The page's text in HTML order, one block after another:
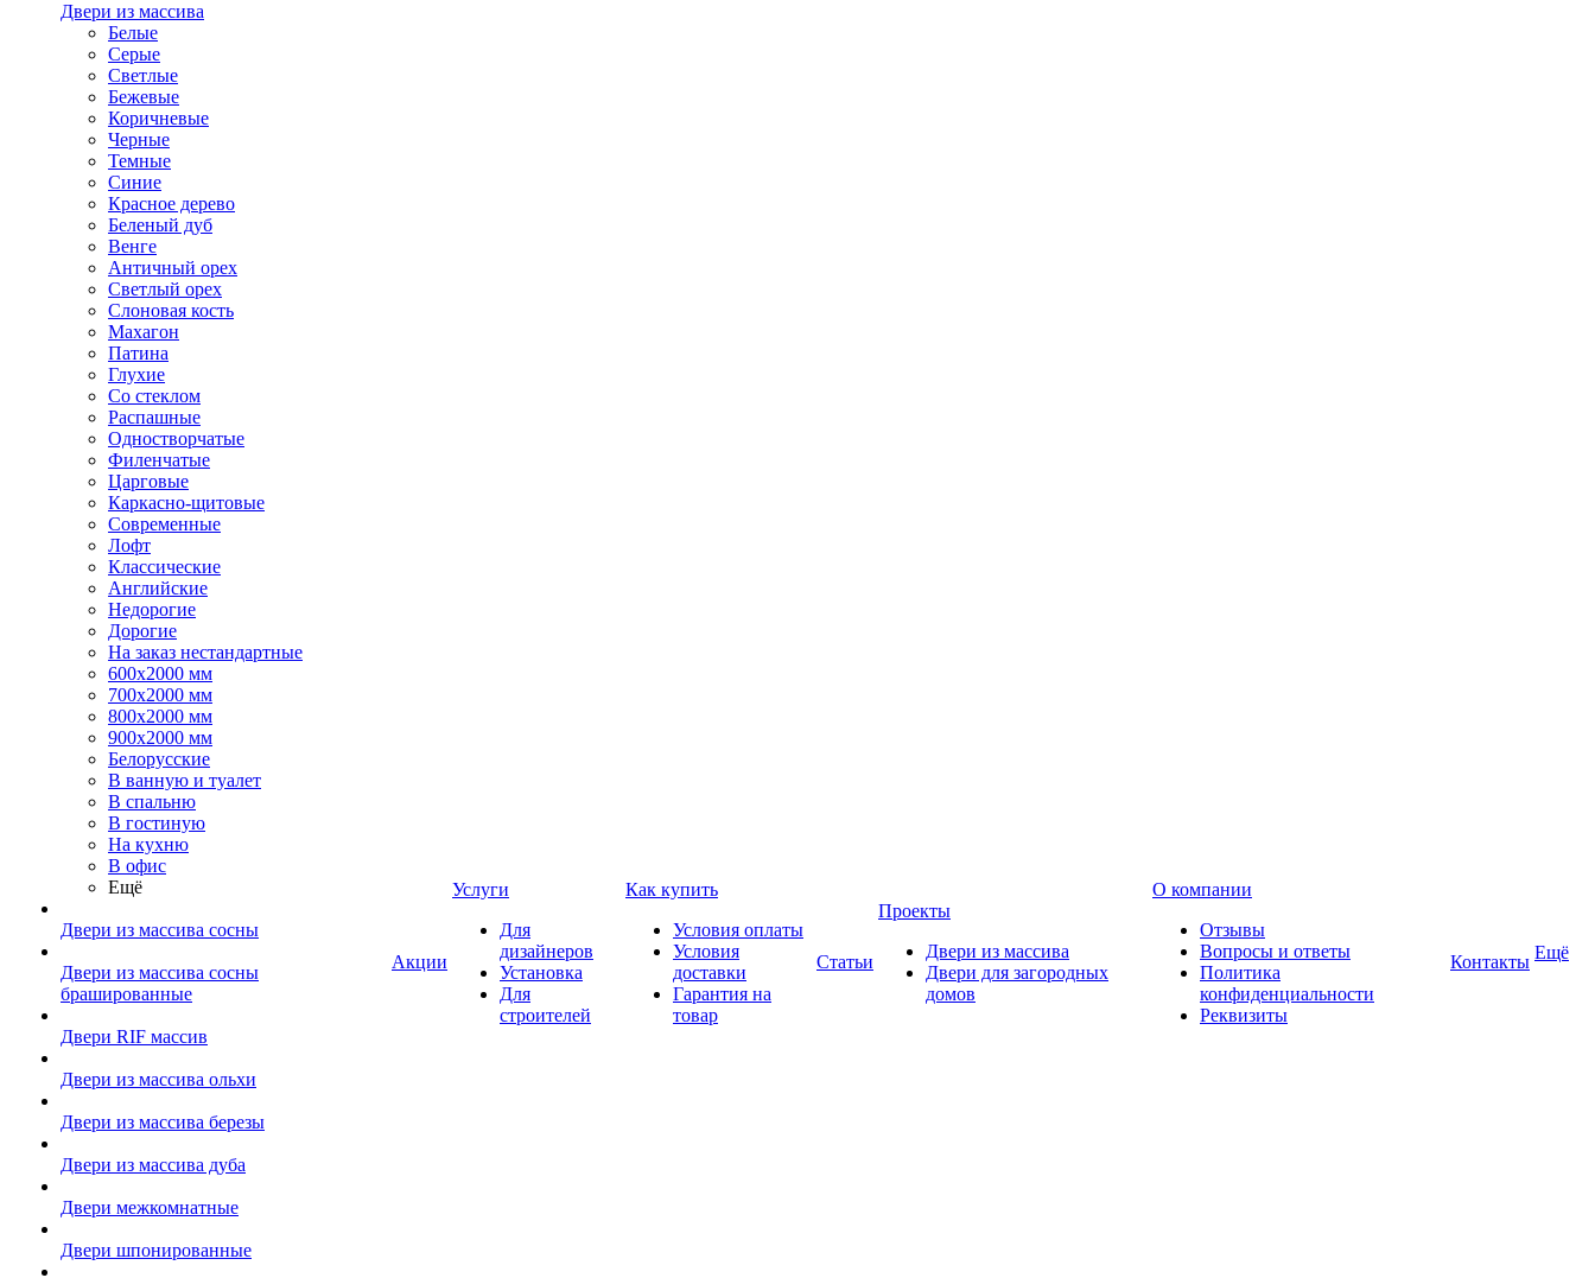
Двери из массива
Белые
Серые
Светлые
Бежевые
Коричневые
Черные
Темные
Синие
Красное дерево
Беленый дуб
Венге
Античный орех
Светлый орех
Слоновая кость
Махагон
Патина
Глухие
Со стеклом
Распашные
Одностворчатые
Филенчатые
Царговые
Каркасно-щитовые
Современные
Лофт
Классические
Английские
Недорогие
Дорогие
На заказ нестандартные
600х2000 мм
700х2000 мм
800х2000 мм
900х2000 мм
Белорусские
В ванную и туалет
В спальню
В гостиную
На кухню
В офис
Ещё
Двери из массива сосны
Двери из массива сосны
брашированные
Двери RIF массив
Двери из массива ольхи
Двери из массива березы
Двери из массива дуба
Двери межкомнатные
Двери шпонированные
Акции
Услуги
Для
дизайнеров
Установка
Для
строителей
Как купить
Условия оплаты
Условия
доставки
Гарантия на
товар
Статьи
Проекты
Двери из массива
Двери для загородных
домов
О компании
Отзывы
Вопросы и ответы
Политика
конфиденциальности
Реквизиты
Контакты Ещё